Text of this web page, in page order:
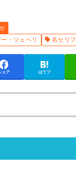
・ツェペリ 名セリフ
ェア はてブ
索: